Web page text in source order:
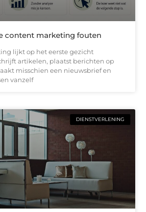
content marketing fouten
lijkt op het eerste gezicht
artikelen, plaatst berichten op
misschien een nieuwsbrief en
vanzelf
DIENSTVERLENING